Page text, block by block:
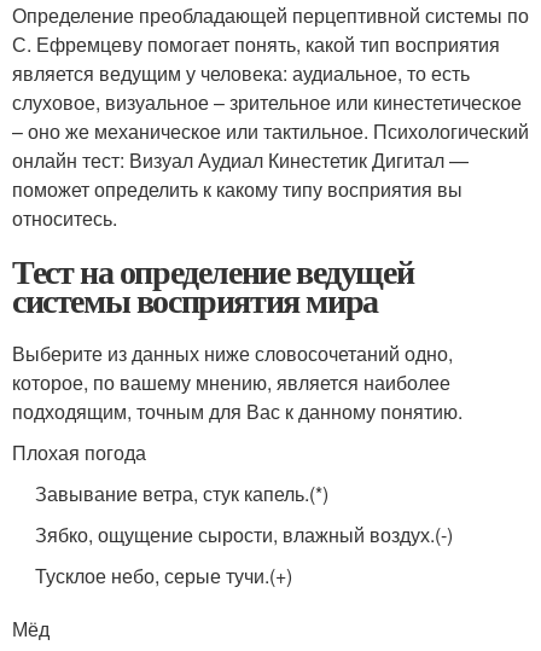
Определение преобладающей перцептивной системы по
С. Ефремцеву помогает понять, какой тип восприятия
является ведущим у человека: аудиальное, то есть
слуховое, визуальное – зрительное или кинестетическое
– оно же механическое или тактильное. Психологический
онлайн тест: Визуал Аудиал Кинестетик Дигитал —
поможет определить к какому типу восприятия вы
относитесь.
Тест на определение ведущей
системы восприятия мира
Выберите из данных ниже словосочетаний одно,
которое, по вашему мнению, является наиболее
подходящим, точным для Вас к данному понятию.
Плохая погода
Завывание ветра, стук капель.(*)
Зябко, ощущение сырости, влажный воздух.(-)
Тусклое небо, серые тучи.(+)
Мёд